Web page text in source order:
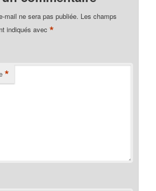
mail ne sera pas publiée. Les champs
indiqués avec*
*